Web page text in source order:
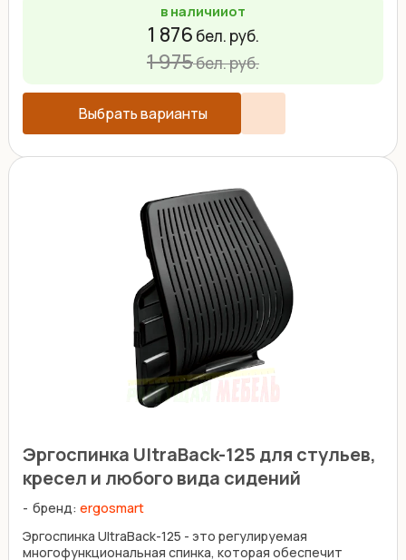
в наличииот
1 876 бел. руб.
1 975бел. руб.
Выбрать варианты
Эргоспинка UltraBack-125 для стульев,
кресел и любого вида сидений
бренд: ergosmart
Эргоспинка UltraBack-125 - это регулируемая
многофункциональная спинка, которая обеспечит